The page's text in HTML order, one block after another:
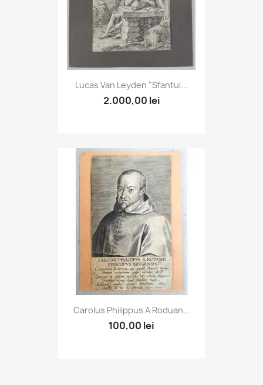
Lucas Van Leyden "Sfantul...
2.000,00 lei
Carolus Philippus A Roduan...
100,00 lei